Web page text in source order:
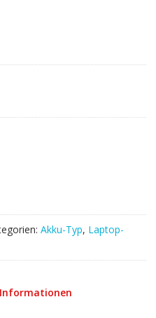
Akku-Typ, Laptop-